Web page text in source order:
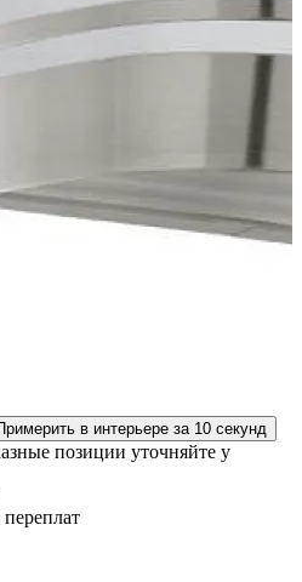
в интерьере за 10 секунд
позиции уточняйте у
переплат